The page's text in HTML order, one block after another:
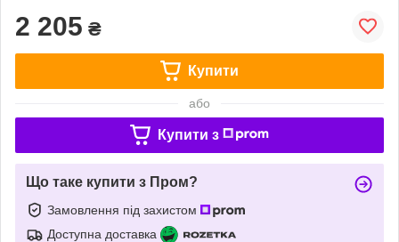
2 205 ₴
Купити
або
Купити з
Що таке купити з Пром?
Замовлення під захистом
Доступна доставка